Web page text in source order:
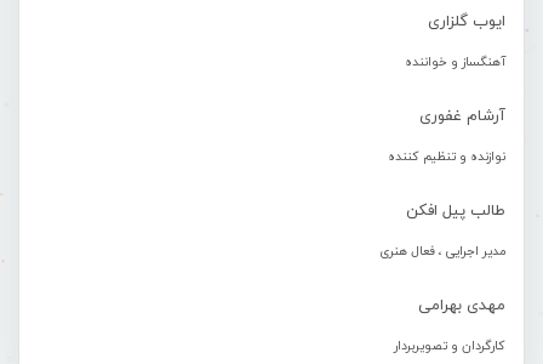
ایوب گلزاری
آهنگساز و خواننده
آرشام غفوری
نوازنده و تنظیم کننده
طالب پیل افکن
مدیر اجرایی ، فعال هنری
مهدی بهرامی
کارگردان و تصویربردار